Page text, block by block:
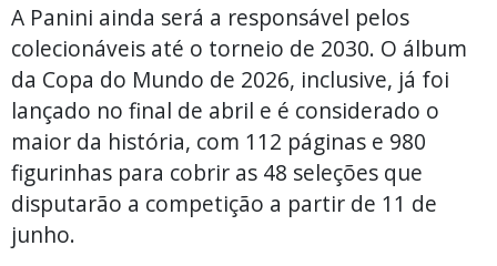
A Panini ainda será a responsável pelos
colecionáveis até o torneio de 2030. O álbum
da Copa do Mundo de 2026, inclusive, já foi
lançado no final de abril e é considerado o
maior da história, com 112 páginas e 980
figurinhas para cobrir as 48 seleções que
disputarão a competição a partir de 11 de
junho.